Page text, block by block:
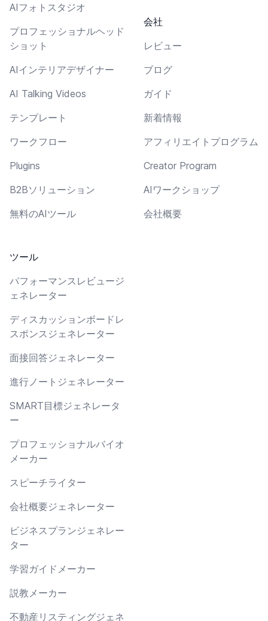
AIフォトスタジオ
プロフェッショナルヘッド
ショット
AIインテリアデザイナー
AI Talking Videos
テンプレート
ワークフロー
Plugins
B2Bソリューション
無料のAIツール
ツール
パフォーマンスレビュージ
ェネレーター
ディスカッションボードレ
スポンスジェネレーター
面接回答ジェネレーター
進行ノートジェネレーター
SMART目標ジェネレータ
ー
プロフェッショナルバイオ
メーカー
スピーチライター
会社概要ジェネレーター
ビジネスプランジェネレー
ター
学習ガイドメーカー
説教メーカー
不動産リスティングジェネ
会社
レビュー
ブログ
ガイド
新着情報
アフィリエイトプログラム
Creator Program
AIワークショップ
会社概要